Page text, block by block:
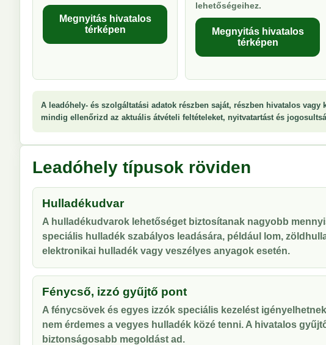
Megnyitás hivatalos
térképen
lehetőségeihez.
Megnyitás hivatalos
térképen
A leadóhely- és szolgáltatási adatok részben saját, részben hivatalos
mindig ellenőrizd az aktuális átvételi feltételeket, nyitvatartást és
Leadóhely típusok röviden
Hulladékudvar
A hulladékudvarok lehetőséget biztosítanak nagyobb
speciális hulladék szabályos leadására, például lom,
elektronikai hulladék vagy veszélyes anyagok esetén.
Fénycső, izzó gyűjtő pont
A fénycsövek és egyes izzók speciális kezelést
nem érdemes a vegyes hulladék közé tenni. A hivatalos
biztonságosabb megoldást ad.